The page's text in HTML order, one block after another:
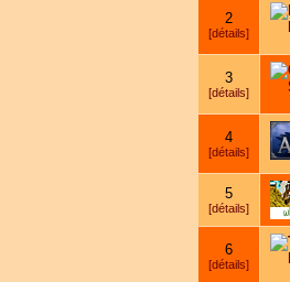
2
[détails]
3
[détails]
4
[détails]
5
[détails]
6
[détails]